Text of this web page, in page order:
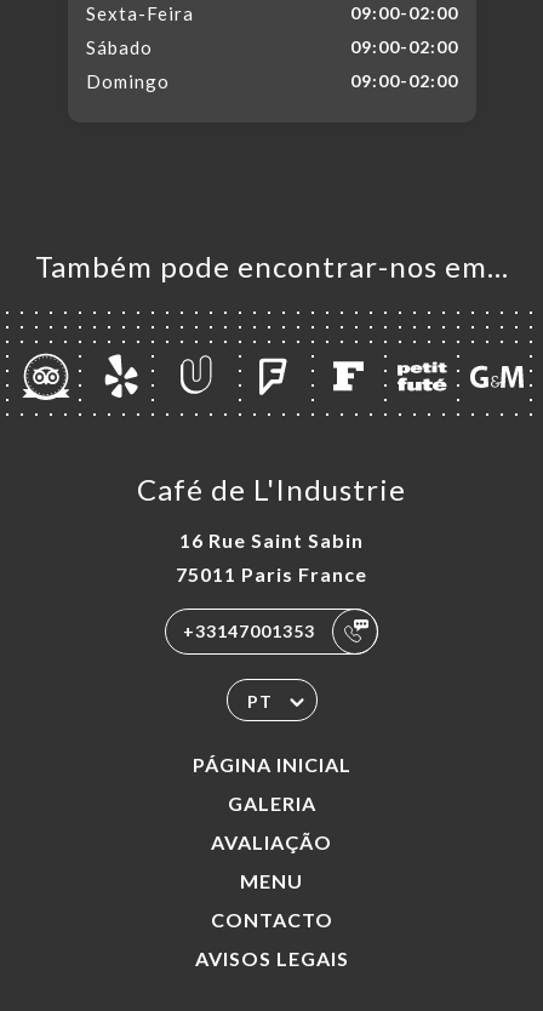
Sexta-Feira 09:00-02:00
Sábado 09:00-02:00
Domingo 09:00-02:00
Também pode encontrar-nos em…
Café de L'Industrie
16 Rue Saint Sabin
75011 Paris France
+33147001353
PT
PÁGINA INICIAL
GALERIA
AVALIAÇÃO
MENU
CONTACTO
AVISOS LEGAIS